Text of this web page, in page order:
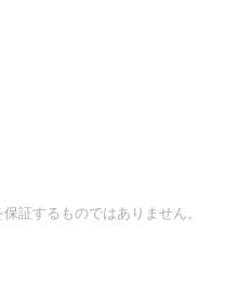
証するものではありません。